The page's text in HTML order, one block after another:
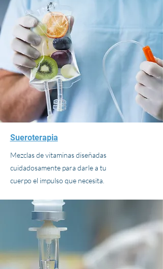
Sueroterapia
Mezclas de vitaminas diseñadas
cuidadosamente para darle a tu
cuerpo el impulso que necesita.